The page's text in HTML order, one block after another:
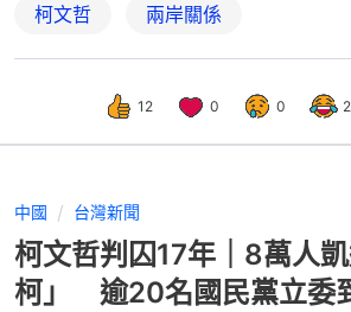
柯文哲 兩岸關係
12 0 0
中國 台灣新聞
柯文哲判囚17年｜8萬人
柯」 逾20名國民黨立委